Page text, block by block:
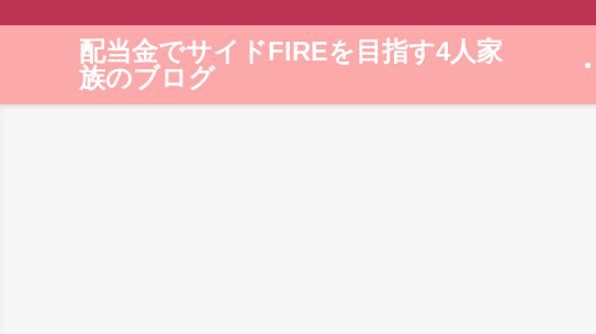
配当金でサイドFIREを目指す4人家
族のブログ